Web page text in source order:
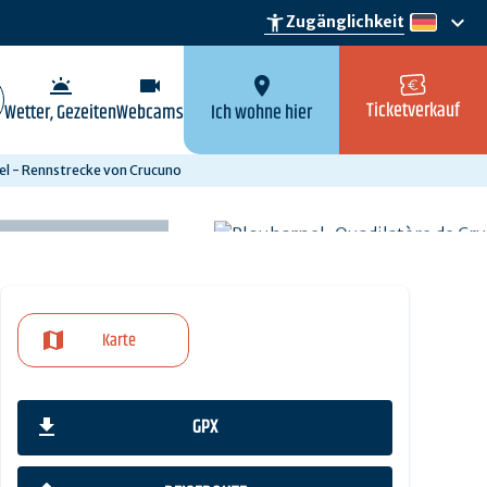
accessibility_newZugänglichkeit de
keyboard_arrow_down
wb_twilight
Wetter, Gezeiten
videocam
Webcams
location_on
Ich wohne hier Ticketverkauf
- Rennstrecke von Crucuno
Karte
GPX